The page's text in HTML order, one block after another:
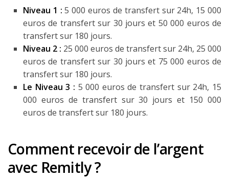
Niveau 1 :5 000 euros de transfert sur 24h, 15 000
euros de transfert sur 30 jours et 50 000 euros de
transfert sur 180 jours.
Niveau 2 : 25 000 euros de transfert sur 24h, 25 000
euros de transfert sur 30 jours et 75 000 euros de
transfert sur 180 jours.
Le Niveau 3 : 5 000 euros de transfert sur 24h, 15
000 euros de transfert sur 30 jours et 150 000
euros de transfert sur 180 jours.
Comment recevoir de l’argent
avec Remitly ?